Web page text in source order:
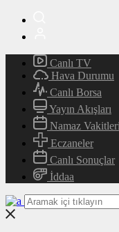
Canlı TV
Hava Durumu
Canlı Borsa
Yayın Akışları
Namaz Vakitleri
Eczaneler
Canlı Sonuçlar
İddaa